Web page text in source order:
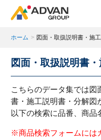
商品ページにある「お気
商品がここに表示されま
ホーム > 図面・取扱説明書・施
図面・取扱説明書
こちらのデータ集では図
書・施工説明書・分解図
以下の検索に品番、商品
※商品検索フォームには